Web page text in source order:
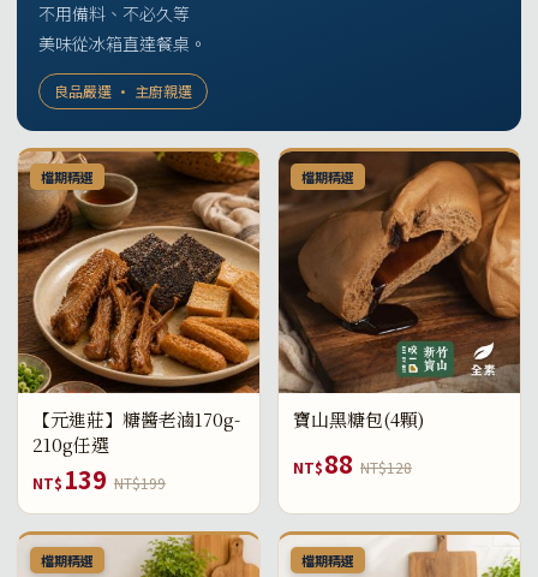
不用備料、不必久等
美味從冰箱直達餐桌。
良品嚴選 · 主廚親選
檔期精選
【元進莊】糖醬老滷170g-
210g任選
NT$ 139 NT$199
檔期精選
寶山黑糖包(4顆)
NT$88 NT$128
檔期精選 檔期精選